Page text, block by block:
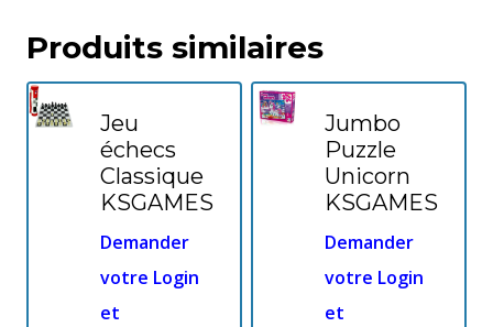
Produits similaires
Jeu
échecs
Classique
KSGAMES
Demander
votre Login
et
Jumbo
Puzzle
Unicorn
KSGAMES
Demander
votre Login
et